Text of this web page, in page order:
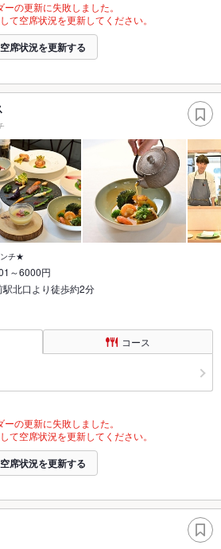
ーの更新に失敗しました。
て空席状況を更新してください。
空席状況を更新する
ンチ★
～6000円
北口より徒歩約2分
コース
ーの更新に失敗しました。
て空席状況を更新してください。
空席状況を更新する